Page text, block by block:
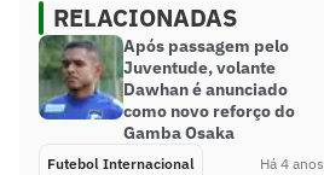
RELACIONADAS
Após passagem pelo
Juventude, volante
Dawhan é anunciado
como novo reforço do
Gamba Osaka
Futebol Internacional Há 4 anos